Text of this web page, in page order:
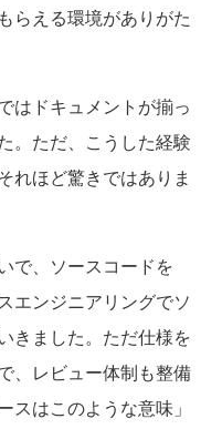
らえる環境がありがた
はドキュメントが揃っ
。ただ、こうした経験
れほど驚きではありま
で、ソースコードを
エンジニアリングでソ
きました。ただ仕様を
、レビュー体制も整備
スはこのような意味」